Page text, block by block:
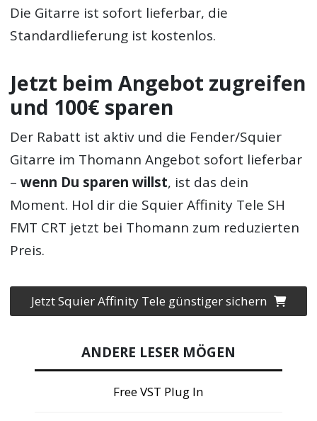
Die Gitarre ist sofort lieferbar, die
Standardlieferung ist kostenlos.
Jetzt beim Angebot zugreifen
und 100€ sparen
Der Rabatt ist aktiv und die Fender/Squier
Gitarre im Thomann Angebot sofort lieferbar
–wenn Du sparen willst, ist das dein
Moment. Hol dir die Squier Affinity Tele SH
FMT CRT jetzt bei Thomann zum reduzierten
Preis.
Jetzt Squier Affinity Tele günstiger sichern
ANDERE LESER MÖGEN
Free VST Plug In